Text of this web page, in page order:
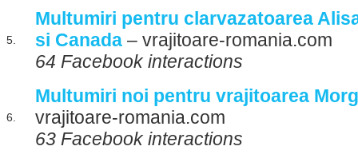
5.
Multumiri pentru clarvazatoarea
si Canada – vrajitoare-romania.com
64 Facebook interactions
6.
Multumiri noi pentru vrajitoarea
vrajitoare-romania.com
63 Facebook interactions